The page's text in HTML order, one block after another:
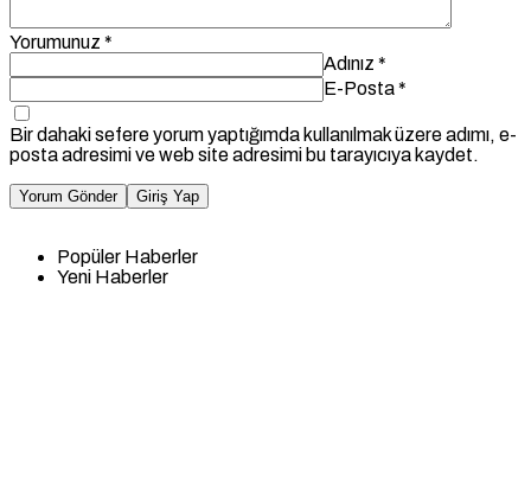
Yorumunuz *
Adınız *
E-Posta*
Bir dahaki sefere yorum yaptığımda kullanılmak üzere adımı, e-
posta adresimi ve web site adresimi bu tarayıcıya kaydet.
Yorum Gönder Giriş Yap
Popüler Haberler
Yeni Haberler